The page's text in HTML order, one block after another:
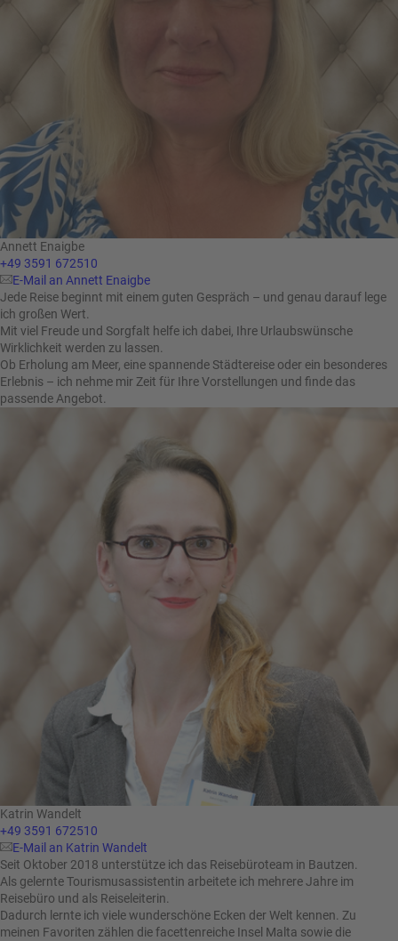
Annett Enaigbe
+49 3591 672510
E-Mail an Annett Enaigbe
Jede Reise beginnt mit einem guten Gespräch – und genau darauf lege
ich großen Wert.
Mit viel Freude und Sorgfalt helfe ich dabei, Ihre Urlaubswünsche
Wirklichkeit werden zu lassen.
Ob Erholung am Meer, eine spannende Städtereise oder ein besonderes
Erlebnis – ich nehme mir Zeit für Ihre Vorstellungen und finde das
passende Angebot.
Katrin Wandelt
+49 3591 672510
E-Mail an Katrin Wandelt
Seit Oktober 2018 unterstütze ich das Reisebüroteam in Bautzen.
Als gelernte Tourismusassistentin arbeitete ich mehrere Jahre im
Reisebüro und als Reiseleiterin.
Dadurch lernte ich viele wunderschöne Ecken der Welt kennen. Zu
meinen Favoriten zählen die facettenreiche Insel Malta sowie die